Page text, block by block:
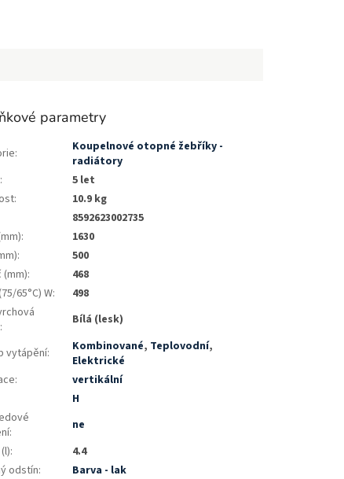
parametry
:
Koupelnové otopné žebříky -
radiátory
:
5 let
:
10.9 kg
8592623002735
:
1630
:
500
:
468
65°C) W:
498
: Bílá (lesk)
vytápění: Kombinované, Teplovodní,
Elektrické
:
vertikální
H
:
ne
:
4.4
odstín:
Barva - lak